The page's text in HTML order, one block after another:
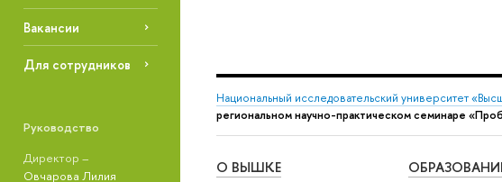
Вакансии
Для сотрудников
Руководство
Директор –
Овчарова Лилия
Национальный исследовательский университет
региональном научно-практическом семинаре
О ВЫШКЕ